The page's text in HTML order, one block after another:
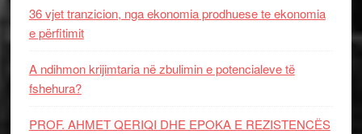
36 vjet tranzicion, nga ekonomia prodhuese te ekonomia
e përfitimit
A ndihmon krijimtaria në zbulimin e potencialeve të
fshehura?
PROF. AHMET QERIQI DHE EPOKA E REZISTENCЁS